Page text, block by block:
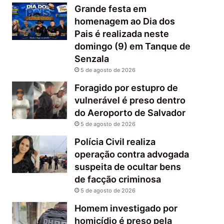
Grande festa em
homenagem ao Dia dos
Pais é realizada neste
domingo (9) em Tanque de
Senzala
5 de agosto de 2026
Foragido por estupro de
vulnerável é preso dentro
do Aeroporto de Salvador
5 de agosto de 2026
Polícia Civil realiza
operação contra advogada
suspeita de ocultar bens
de facção criminosa
5 de agosto de 2026
Homem investigado por
homicídio é preso pela